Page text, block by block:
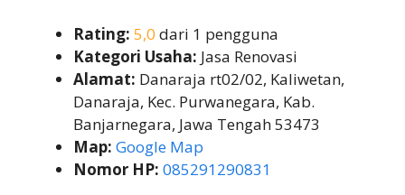
Rating: 5,0 dari 1 pengguna
Kategori Usaha: Jasa Renovasi
Alamat: Danaraja rt02/02, Kaliwetan,
Danaraja, Kec. Purwanegara, Kab.
Banjarnegara, Jawa Tengah 53473
Map: Google Map
Nomor HP: 085291290831